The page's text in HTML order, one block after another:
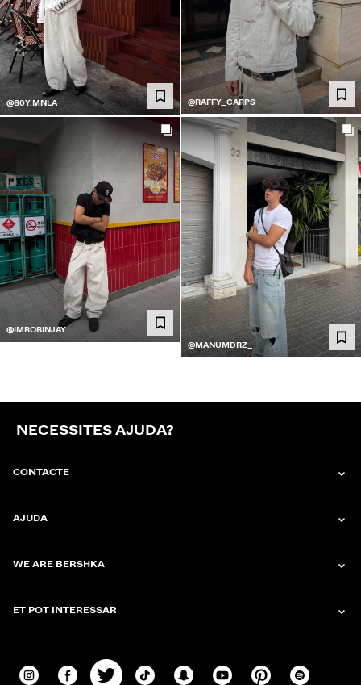
@B0Y.MNLA @RAFFY_CARPS
@IMROBINJAY
@MANUMDRZ_
NECESSITES AJUDA?
CONTACTE
AJUDA
WE ARE BERSHKA
ET POT INTERESSAR